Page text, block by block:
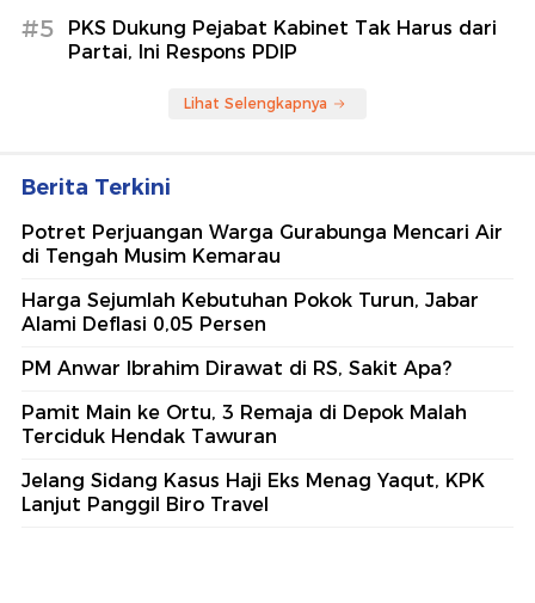
#5
PKS Dukung Pejabat Kabinet Tak Harus dari
Partai, Ini Respons PDIP
Lihat Selengkapnya
Berita Terkini
Potret Perjuangan Warga Gurabunga Mencari Air
di Tengah Musim Kemarau
Harga Sejumlah Kebutuhan Pokok Turun, Jabar
Alami Deflasi 0,05 Persen
PM Anwar Ibrahim Dirawat di RS, Sakit Apa?
Pamit Main ke Ortu, 3 Remaja di Depok Malah
Terciduk Hendak Tawuran
Jelang Sidang Kasus Haji Eks Menag Yaqut, KPK
Lanjut Panggil Biro Travel